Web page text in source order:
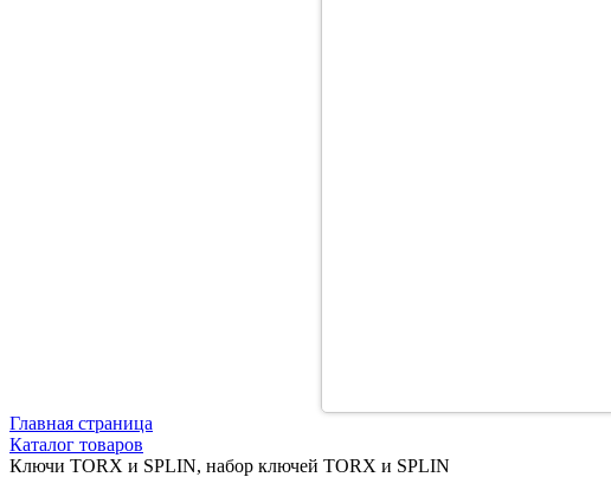
Главная страница
Каталог товаров
Ключи TORX и SPLIN, набор ключей TORX и SPLIN